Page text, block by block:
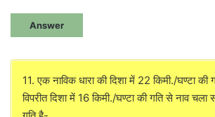
Answer
11. एक नाविक धारा की दिशा में 22 किमी./घण्टा की
विपरीत दिशा में 16 किमी./घण्टा की गति से नाव चला